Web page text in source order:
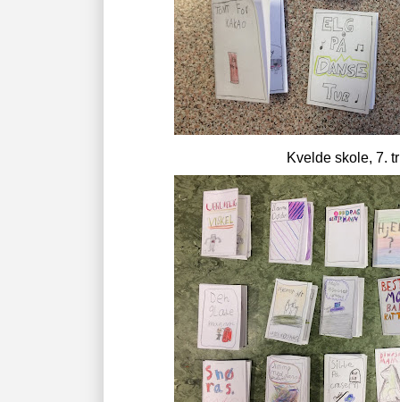
Kvelde skole, 7.